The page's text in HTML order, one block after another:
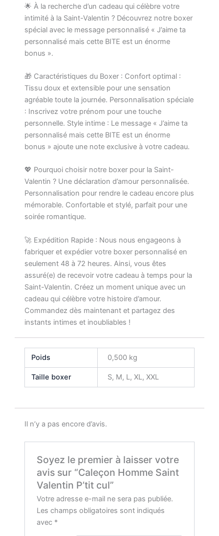
🌟 À la recherche d’un cadeau qui célèbre votre
intimité à la Saint-Valentin ? Découvrez notre boxer
spécial avec le message personnalisé « J’aime ta
personnalisé mais cette BITE est un énorme
bonus ».
🎁 Caractéristiques du Boxer : Confort optimal :
Tissu doux et extensible pour une sensation
agréable toute la journée. Personnalisation spéciale
: Inscrivez votre prénom pour une touche
personnelle. Style intime : Le message « J’aime ta
personnalisé mais cette BITE est un énorme
bonus » ajoute une note exclusive à votre cadeau.
💖 Pourquoi choisir notre boxer pour la Saint-
Valentin ? Une déclaration d’amour personnalisée.
Personnalisation pour rendre le cadeau encore plus
mémorable. Confortable et stylé, parfait pour une
soirée romantique.
🚀 Expédition Rapide : Nous nous engageons à
fabriquer et expédier votre boxer personnalisé en
seulement 48 à 72 heures. Ainsi, vous êtes
assuré(e) de recevoir votre cadeau à temps pour la
Saint-Valentin. Créez un moment unique avec un
cadeau qui célèbre votre histoire d’amour.
Commandez dès maintenant et partagez des
instants intimes et inoubliables !
Poids 0,500 kg
Taille boxer S, M, L, XL, XXL
Il n’y a pas encore d’avis.
Soyez le premier à laisser votre
avis sur “Caleçon Homme Saint
Valentin P’tit cul”
Votre adresse e-mail ne sera pas publiée.
Les champs obligatoires sont indiqués
avec *